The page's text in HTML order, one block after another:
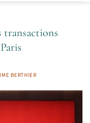
transactions
BERTHIER